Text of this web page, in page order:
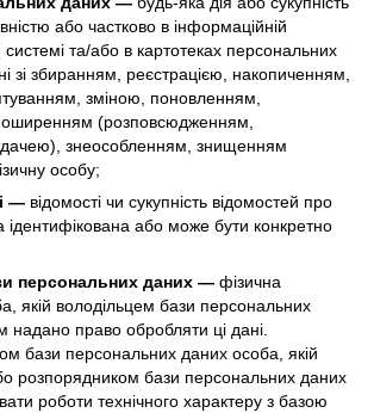
або частково в інформаційній
системі та/або в картотеках персональних
зі збиранням, реєстрацією, накопиченням,
зміною, поновленням,
(розповсюдженням,
знеособленням, знищенням
особу;
— відомості чи сукупність відомостей про
ідентифікована або може бути конкретно
персональних даних — фізична
якій володільцем бази персональних
надано право обробляти ці дані.
бази персональних даних особа, якій
розпорядником бази персональних даних
роботи технічного характеру з базою